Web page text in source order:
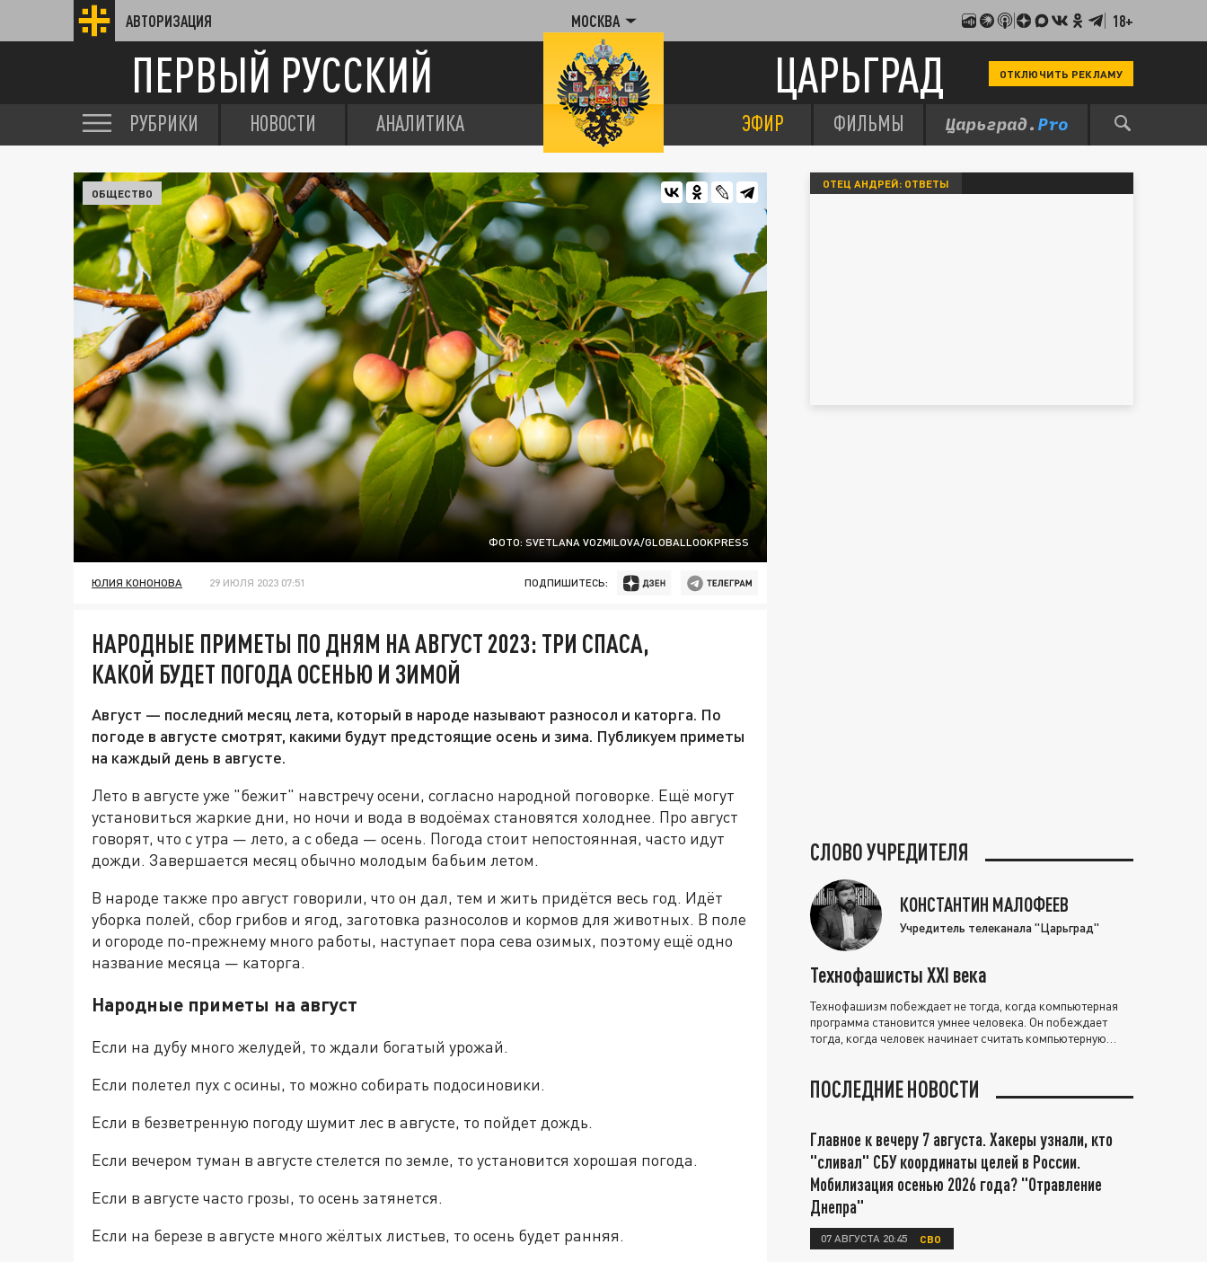
АВТОРИЗАЦИЯ МОСКВА 18+
ПЕРВЫЙ РУССКИЙ ЦАРЬГРАД ОТКЛЮЧИТЬ РЕКЛАМУ
РУБРИКИ НОВОСТИ АНАЛИТИКА ЭФИР ФИЛЬМЫ
ФОТО: SVETLANA VOZMILOVA/GLOBALLOOKPRESS
ОБЩЕСТВО
ЮЛИЯ КОНОНОВА 29 ИЮЛЯ 2023 07:51 ПОДПИШИТЕСЬ:
НАРОДНЫЕ ПРИМЕТЫ ПО ДНЯМ НА АВГУСТ 2023: ТРИ СПАСА,
КАКОЙ БУДЕТ ПОГОДА ОСЕНЬЮ И ЗИМОЙ
Август — последний месяц лета, который в народе называют разносол и каторга. По
погоде в августе смотрят, какими будут предстоящие осень и зима. Публикуем приметы
на каждый день в августе.
Лето в августе уже "бежит" навстречу осени, согласно народной поговорке. Ещё могут
установиться жаркие дни, но ночи и вода в водоёмах становятся холоднее. Про август
говорят, что с утра — лето, а с обеда — осень. Погода стоит непостоянная, часто идут
дожди. Завершается месяц обычно молодым бабьим летом.
В народе также про август говорили, что он дал, тем и жить придётся весь год. Идёт
уборка полей, сбор грибов и ягод, заготовка разносолов и кормов для животных. В поле
и огороде по-прежнему много работы, наступает пора сева озимых, поэтому ещё одно
название месяца — каторга.
Народные приметы на август
Если на дубу много желудей, то ждали богатый урожай.
Если полетел пух с осины, то можно собирать подосиновики.
Если в безветренную погоду шумит лес в августе, то пойдет дождь.
Если вечером туман в августе стелется по земле, то установится хорошая погода.
Если в августе часто грозы, то осень затянется.
Если на березе в августе много жёлтых листьев, то осень будет ранняя.
ОТЕЦ АНДРЕЙ: ОТВЕТЫ
СЛОВО УЧРЕДИТЕЛЯ
КОНСТАНТИН МАЛОФЕЕВ
Учредитель телеканала "Царьград"
Технофашисты XXI века
Технофашизм побеждает не тогда, когда компьютерная
программа становится умнее человека. Он побеждает
тогда, когда человек начинает считать компьютерную
ПОСЛЕДНИЕ НОВОСТИ
Главное к вечеру 7 августа. Хакеры узнали, кто
"сливал" СБУ координаты целей в России.
Мобилизация осенью 2026 года? "Отравление
Днепра"
07 АВГУСТА 20:45 СВО